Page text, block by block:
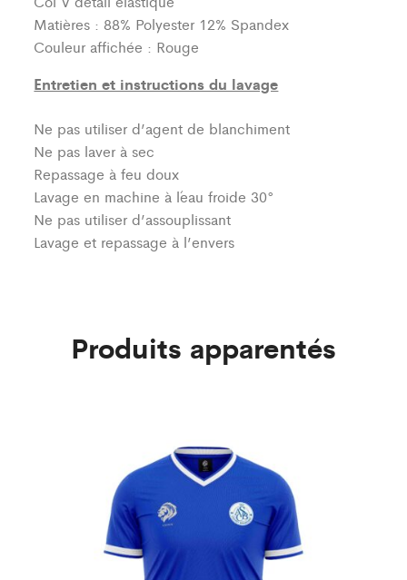
Matières : 88% Polyester 12% Spandex
Couleur affichée : Rouge
Entretien et instructions du lavage
Ne pas utiliser d’agent de blanchiment
Ne pas laver à sec
Repassage à feu doux
Lavage en machine à l´eau froide 30°
Ne pas utiliser d’assouplissant
Lavage et repassage à l’envers
Produits apparentés